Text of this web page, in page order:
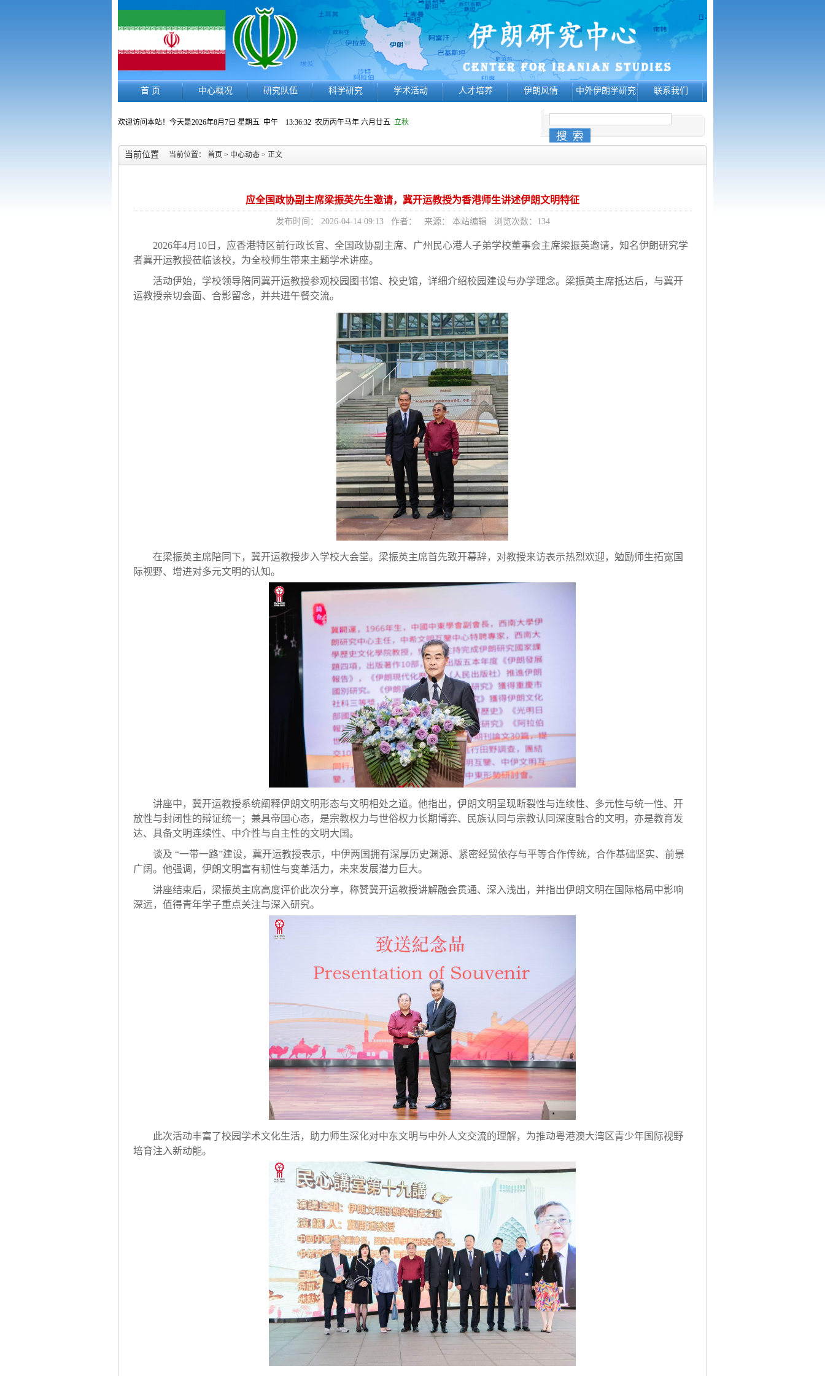
首 页 中心概况 研究队伍 科学研究 学术活动 人才培养 伊朗风情 中外伊朗学研究 联系我们
欢迎访问本站！今天是2026年8月7日 星期五 中午 13:36:32 农历丙午马年 六月廿五 立秋
当前位置 当前位置： 首页 > 中心动态 > 正文
应全国政协副主席梁振英先生邀请，冀开运教授为香港师生讲述伊朗文明特征
发布时间： 2026-04-14 09:13 作者： 来源： 本站编辑 浏览次数： 134
2026年4月10日，应香港特区前行政长官、全国政协副主席、广州民心港人子弟学校董事会主席梁振英邀请，知名伊朗研究学
者冀开运教授莅临该校，为全校师生带来主题学术讲座。
活动伊始，学校领导陪同冀开运教授参观校园图书馆、校史馆，详细介绍校园建设与办学理念。梁振英主席抵达后，与冀开
运教授亲切会面、合影留念，并共进午餐交流。
在梁振英主席陪同下，冀开运教授步入学校大会堂。梁振英主席首先致开幕辞，对教授来访表示热烈欢迎，勉励师生拓宽国
际视野、增进对多元文明的认知。
讲座中，冀开运教授系统阐释伊朗文明形态与文明相处之道。他指出，伊朗文明呈现断裂性与连续性、多元性与统一性、开
放性与封闭性的辩证统一；兼具帝国心态，是宗教权力与世俗权力长期博弈、民族认同与宗教认同深度融合的文明，亦是教育发
达、具备文明连续性、中介性与自主性的文明大国。
谈及 “一带一路”建设，冀开运教授表示，中伊两国拥有深厚历史渊源、紧密经贸依存与平等合作传统，合作基础坚实、前景
广阔。他强调，伊朗文明富有韧性与变革活力，未来发展潜力巨大。
讲座结束后，梁振英主席高度评价此次分享，称赞冀开运教授讲解融会贯通、深入浅出，并指出伊朗文明在国际格局中影响
深远，值得青年学子重点关注与深入研究。
此次活动丰富了校园学术文化生活，助力师生深化对中东文明与中外人文交流的理解，为推动粤港澳大湾区青少年国际视野
培育注入新动能。